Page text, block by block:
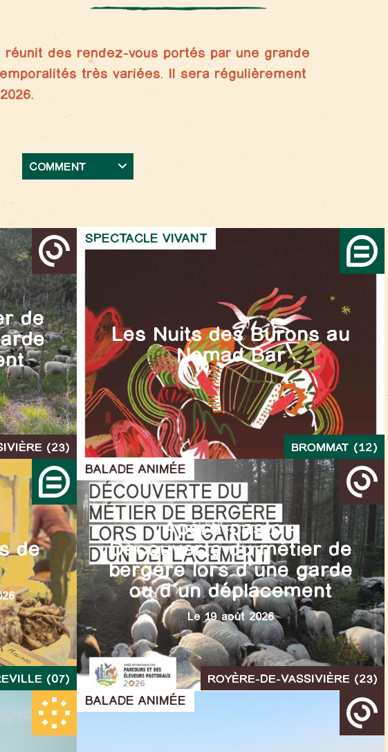
des rendez-vous portés par une grande
très variées. Il sera régulièrement
de
(23)
Les Nuits des Burons au
Nomad Bar
SPECTACLE VIVANT
BROMMAT (12)
de
(07)
Apéro-pasto –
Découverte du métier de
bergère lors d’une garde
ou d’un déplacement
Le 19 août 2026
BALADE ANIMÉE
ROYÈRE-DE-VASSIVIÈRE (23)
BALADE ANIMÉE